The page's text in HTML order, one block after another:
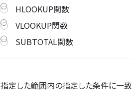
HLOOKUP関数
VLOOKUP関数
SUBTOTAL関数
指定した範囲内の指定した条件に一